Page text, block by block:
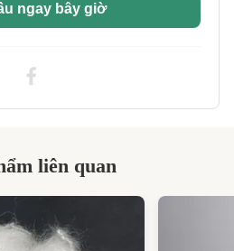
ngay bây giờ
liên quan